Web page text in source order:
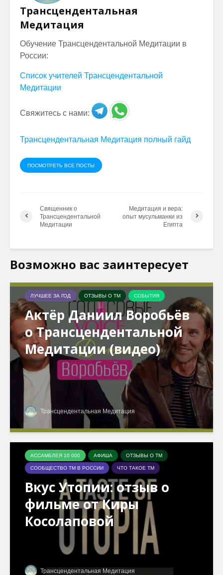
Трансцендентальная
Медитация
Обучение Трансцендентальной Медитации в
России:
Список учителей Трансцендентальной
Медитации
Свяжитесь с нами:
Трансцендентальная Медитация полный гайд
ПОСМОТРЕТЬ ВСЕ ПОСТЫ
Священник о
Трансцендентальной
Медитации
Медитация и вера:
опыт мусульманки из
Египта
Возможно вас заинтересует
ЛУЧШЕЕ ЗА ГОД ОТЗЫВЫ О ТМ СОБЫТИЯ
Актёр Даниил Воробьёв
о Трансцендентальной
Медитации (видео)
Трансцендентальная Медитация
АССАМБЛЕЯ 10 000 АФИША ОТЗЫВЫ О ТМ
СООБЩЕСТВО ТМ В РОССИИ ЧТО ТАКОЕ ТМ
Вкус Утопии: отзыв о
фильме от Киры
Косолаповой
Трансцендентальная Медитация